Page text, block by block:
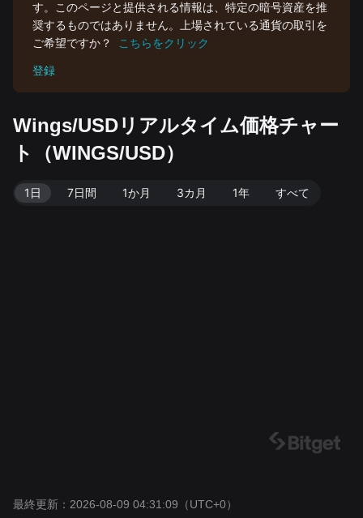
す。このページと提供される情報は、特定の暗号資産を推
奨するものではありません。上場されている通貨の取引を
ご希望ですか？
こちらをクリック
登録
Wings/USDリアルタイム価格チャー
ト（WINGS/USD）
1日 7日間 1か月 3カ月 1年 すべて
最終更新：2026-08-09 04:31:09 （UTC+0）